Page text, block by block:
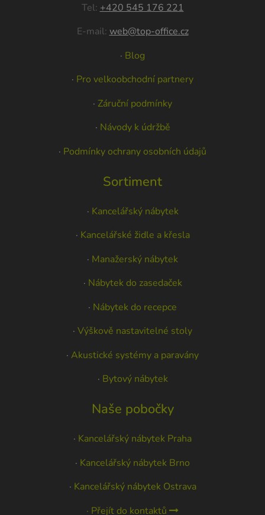
Tel: +420 545 176 221
E-mail: web@top-office.cz
· Blog
· Pro velkoobchodní partnery
· Záruční podmínky
· Návody k údržbě
· Podmínky ochrany osobních údajů
Sortiment
· Kancelářský nábytek
· Kancelářské židle a křesla
· Manažerský nábytek
· Nábytek do zasedaček
· Nábytek do recepce
· Výškově nastavitelné stoly
· Akustické systémy a paravány
· Bytový nábytek
Naše pobočky
· Kancelářský nábytek Praha
· Kancelářský nábytek Brno
· Kancelářský nábytek Ostrava
· Přejít do kontaktů